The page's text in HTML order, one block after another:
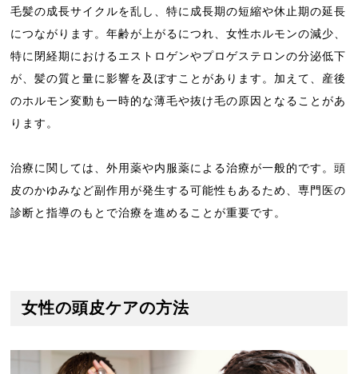
毛髪の成長サイクルを乱し、特に成長期の短縮や休止期の延長
につながります。年齢が上がるにつれ、女性ホルモンの減少、
特に閉経期におけるエストロゲンやプロゲステロンの分泌低下
が、髪の質と量に影響を及ぼすことがあります。加えて、産後
のホルモン変動も一時的な薄毛や抜け毛の原因となることがあ
ります。
治療に関しては、外用薬や内服薬による治療が一般的です。頭
皮のかゆみなど副作用が発生する可能性もあるため、専門医の
診断と指導のもとで治療を進めることが重要です。
女性の頭皮ケアの方法